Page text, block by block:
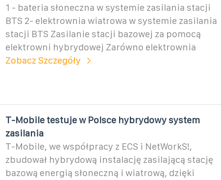
1 - bateria słoneczna w systemie zasilania stacji
BTS 2- elektrownia wiatrowa w systemie zasilania
stacji BTS Zasilanie stacji bazowej za pomocą
elektrowni hybrydowej Zarówno elektrownia
Zobacz Szczegóły
T-Mobile testuje w Polsce hybrydowy system
zasilania
T-Mobile, we współpracy z ECS i NetWorkS!,
zbudował hybrydową instalację zasilającą stację
bazową energią słoneczną i wiatrową, dzięki